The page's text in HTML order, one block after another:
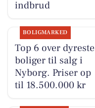
indbrud
BOLIGMARKED
Top 6 over dyreste
boliger til salg i
Nyborg. Priser op
til 18.500.000 kr